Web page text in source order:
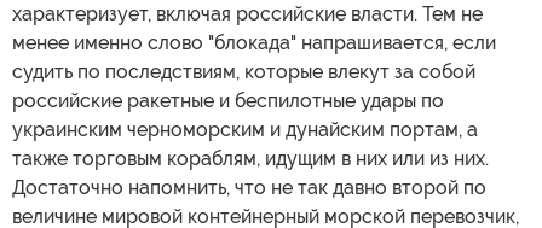
характеризует, включая российские власти. Тем не
менее именно слово "блокада" напрашивается, если
судить по последствиям, которые влекут за собой
российские ракетные и беспилотные удары по
украинским черноморским и дунайским портам, а
также торговым кораблям, идущим в них или из них.
Достаточно напомнить, что не так давно второй по
величине мировой контейнерный морской перевозчик,